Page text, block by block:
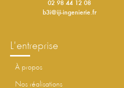
02 98 44 12 08
b3i@iji-ingenierie.fr
l'entreprise
à propos
nos réalisations